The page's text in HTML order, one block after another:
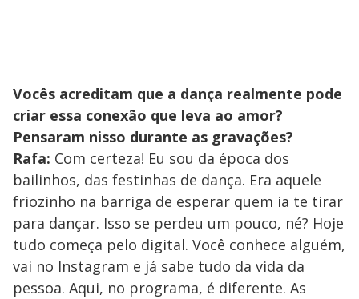
Vocês acreditam que a dança realmente pode
criar essa conexão que leva ao amor?
Pensaram nisso durante as gravações?
Rafa: Com certeza! Eu sou da época dos
bailinhos, das festinhas de dança. Era aquele
friozinho na barriga de esperar quem ia te tirar
para dançar. Isso se perdeu um pouco, né? Hoje
tudo começa pelo digital. Você conhece alguém,
vai no Instagram e já sabe tudo da vida da
pessoa. Aqui, no programa, é diferente. As